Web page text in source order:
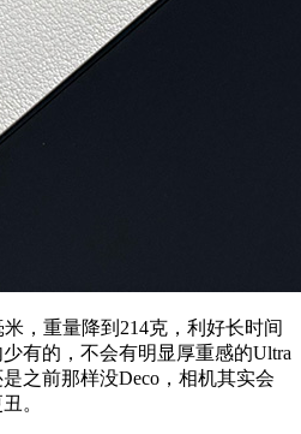
，重量降到214克，利好长时间
有的，不会有明显厚重感的Ultra
之前那样没Deco，相机其实会
。